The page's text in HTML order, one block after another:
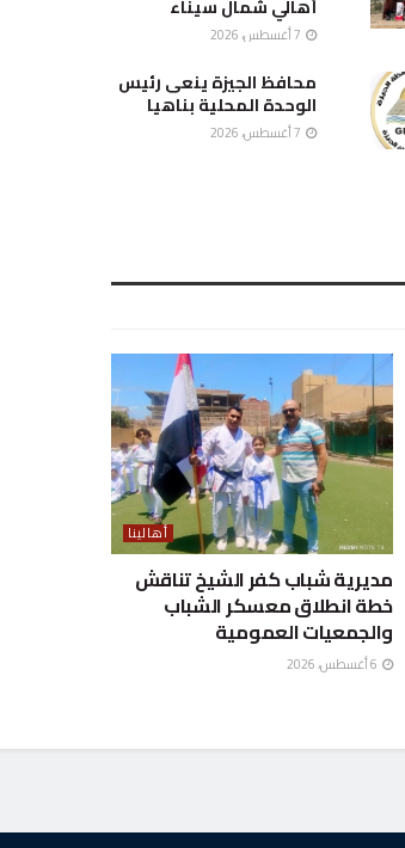
أهالي شمال سيناء
محافظ الجيزة ينعى رئيس
الوحدة المحلية بناهيا
أهالينا
مديرية شباب كفر الشيخ تناقش
خطة انطلاق معسكر الشباب
والجمعيات العمومية